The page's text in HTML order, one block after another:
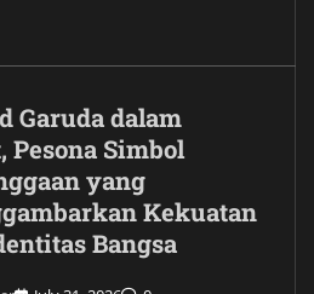
Garuda dalam
Pesona Simbol
yang
Kekuatan
Bangsa